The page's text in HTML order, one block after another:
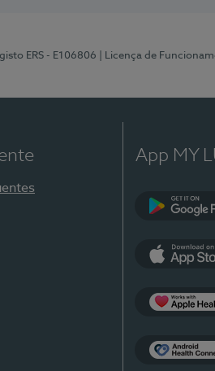
ERS - E106806 | Licença de
App MY